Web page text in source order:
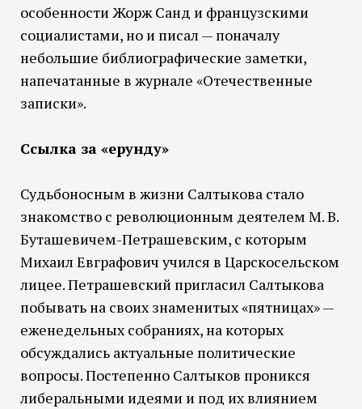
особенности Жорж Санд и французскими
социалистами, но и писал — поначалу
небольшие библиографические заметки,
напечатанные в журнале «Отечественные
записки».
Ссылка за «ерунду»
Судьбоносным в жизни Салтыкова стало
знакомство с революционным деятелем М. В.
Буташевичем-Петрашевским, с которым
Михаил Евграфович учился в Царскосельском
лицее. Петрашевский пригласил Салтыкова
побывать на своих знаменитых «пятницах» —
еженедельных собраниях, на которых
обсуждались актуальные политические
вопросы. Постепенно Салтыков проникся
либеральными идеями и под их влиянием